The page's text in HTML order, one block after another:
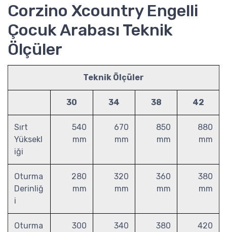
Corzino Xcountry Engelli
Çocuk Arabası Teknik
Ölçüler
Teknik Ölçüler
30 34 38 42
Sırt
Yüksekl
iği
540
mm
670
mm
850
mm
880
mm
Oturma
Derinliğ
i
280
mm
320
mm
360
mm
380
mm
Oturma
300
340
380
420